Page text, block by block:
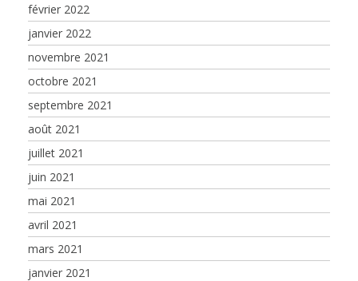
février 2022
janvier 2022
novembre 2021
octobre 2021
septembre 2021
août 2021
juillet 2021
juin 2021
mai 2021
avril 2021
mars 2021
janvier 2021